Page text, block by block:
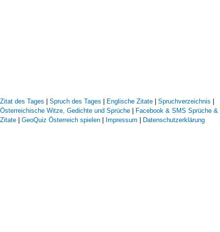
Zitat des Tages | Spruch des Tages | Englische Zitate | Spruchverzeichnis |
Österreichische Witze, Gedichte und Sprüche | Facebook & SMS Sprüche &
Zitate | GeoQuiz Österreich spielen | Impressum | Datenschutzerklärung